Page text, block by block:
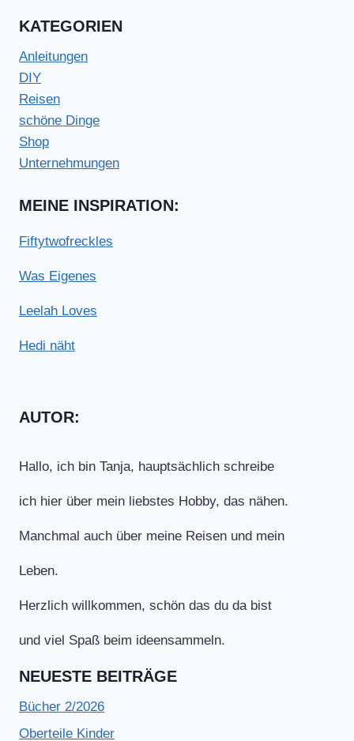
KATEGORIEN
Anleitungen
DIY
Reisen
schöne Dinge
Shop
Unternehmungen
MEINE INSPIRATION:
Fiftytwofreckles
Was Eigenes
Leelah Loves
Hedi näht
AUTOR:
Hallo, ich bin Tanja, hauptsächlich schreibe
ich hier über mein liebstes Hobby, das nähen.
Manchmal auch über meine Reisen und mein
Leben.
Herzlich willkommen, schön das du da bist
und viel Spaß beim ideensammeln.
NEUESTE BEITRÄGE
Bücher 2/2026
Oberteile Kinder